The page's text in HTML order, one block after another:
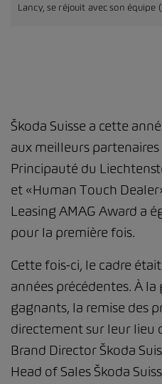
Lancy, se réjouit avec son équipe
Škoda Suisse a cette
aux meilleurs partenaires
Principauté du
et «Human Touch
Leasing AMAG Award a
pour la première fois.
Cette fois-ci, le cadre
années précédentes. À
gagnants, la remise des
directement sur leur lieu
Brand Director Škoda
Head of Sales Škoda